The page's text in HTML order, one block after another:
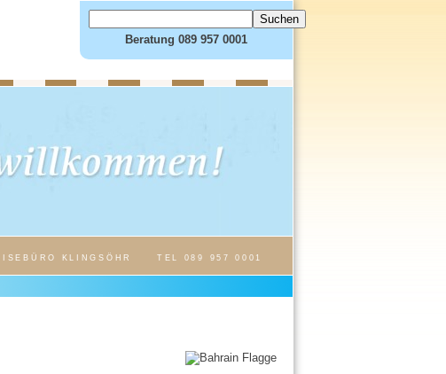
Beratung 089 957 0001
KLINGSÖHR TEL 089 957 0001